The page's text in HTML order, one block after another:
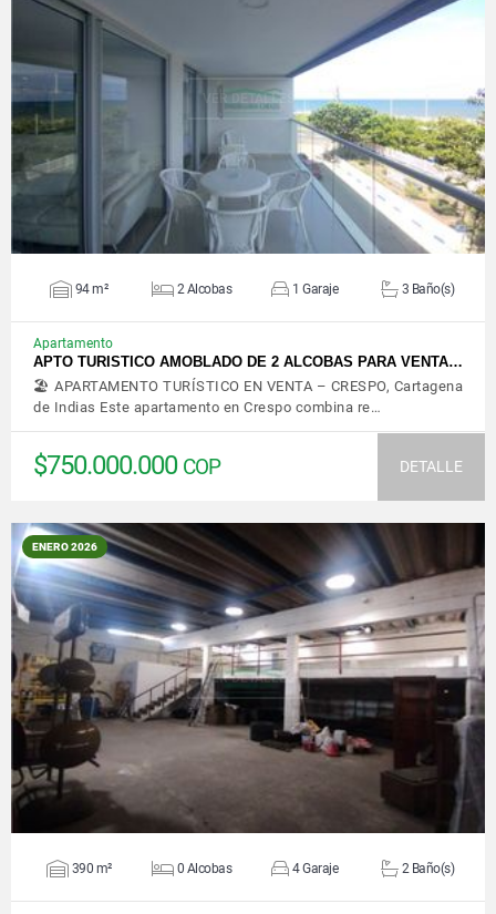
VER DETALLES
94 m² 2 Alcobas 1 Garaje 3 Baño(s)
Apartamento
APTO TURISTICO AMOBLADO DE 2 ALCOBAS PARA VENTA…
🏖️ APARTAMENTO TURÍSTICO EN VENTA – CRESPO, Cartagena
de Indias Este apartamento en Crespo combina re…
$750.000.000 COP DETALLE
ENERO 2026
VER DETALLES
390 m² 0 Alcobas 4 Garaje 2 Baño(s)